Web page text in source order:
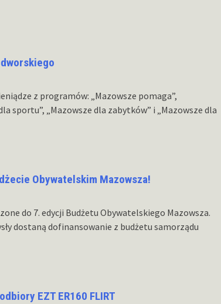
z programów: „Mazowsze pomaga”,
sportu”, „Mazowsze dla zabytków” i „Mazowsze dla
Obywatelskim Mazowsza!
do 7. edycji Budżetu Obywatelskiego Mazowsza.
dostaną dofinansowanie z budżetu samorządu
EZT ER160 FLIRT